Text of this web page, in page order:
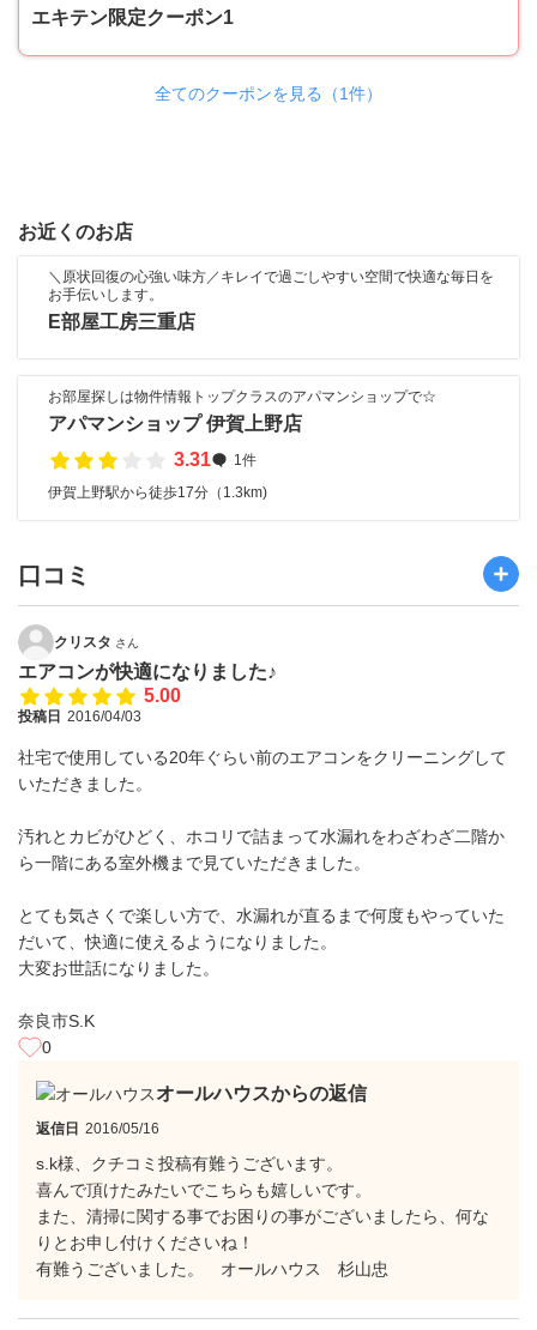
エキテン限定クーポン1
全てのクーポンを見る（1件）
お近くのお店
＼原状回復の心強い味方／キレイで過ごしやすい空間で快適な毎日を
お手伝いします。
E部屋工房三重店
お部屋探しは物件情報トップクラスのアパマンショップで☆
アパマンショップ 伊賀上野店
3.31
1件
伊賀上野駅から徒歩17分（1.3km)
口コミ
クリスタ さん
エアコンが快適になりました♪
5.00
投稿日 2016/04/03
社宅で使用している20年ぐらい前のエアコンをクリーニングして
いただきました。
汚れとカビがひどく、ホコリで詰まって水漏れをわざわざ二階か
ら一階にある室外機まで見ていただきました。
とても気さくで楽しい方で、水漏れが直るまで何度もやっていた
だいて、快適に使えるようになりました。
大変お世話になりました。
奈良市S.K
0
オールハウスからの返信
返信日 2016/05/16
s.k様、クチコミ投稿有難うございます。
喜んで頂けたみたいでこちらも嬉しいです。
また、清掃に関する事でお困りの事がございましたら、何な
りとお申し付けくださいね！
有難うございました。 オールハウス 杉山忠